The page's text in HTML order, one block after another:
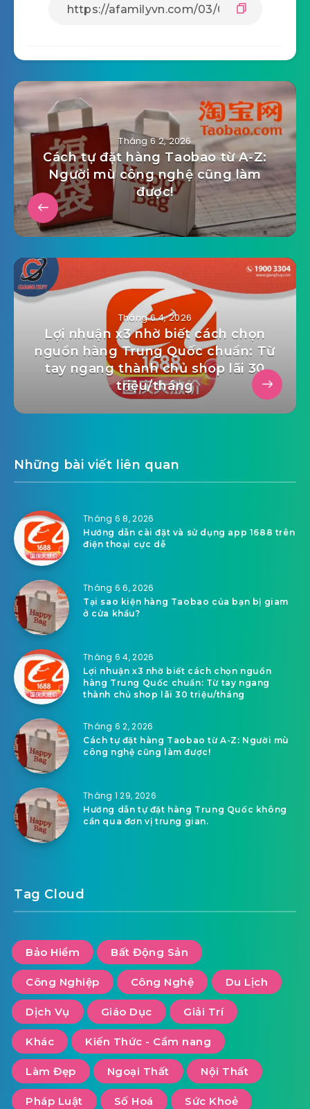
Tháng 6 2, 2026
Cách tự đặt hàng Taobao từ A-Z:
Người mù công nghệ cũng làm
được!
Tháng 6 4, 2026
Lợi nhuận x3 nhờ biết cách chọn
nguồn hàng Trung Quốc chuẩn: Từ
tay ngang thành chủ shop lãi 30
triệu/tháng
Những bài viết liên quan
Tháng 6 8, 2026
Hướng dẫn cài đặt và sử dụng app 1688 trên
điện thoại cực dễ
Tháng 6 6, 2026
Tại sao kiện hàng Taobao của bạn bị giam
ở cửa khẩu?
Tháng 6 4, 2026
Lợi nhuận x3 nhờ biết cách chọn nguồn
hàng Trung Quốc chuẩn: Từ tay ngang
thành chủ shop lãi 30 triệu/tháng
Tháng 6 2, 2026
Cách tự đặt hàng Taobao từ A-Z: Người mù
công nghệ cũng làm được!
Tháng 1 29, 2026
Hướng dẫn tự đặt hàng Trung Quốc không
cần qua đơn vị trung gian.
Tag Cloud
Bảo Hiểm Bất Động Sản
Công Nghiệp Công Nghệ Du Lịch
Dịch Vụ Giáo Dục Giải Trí
Khác Kiến Thức - Cẩm nang
Làm Đẹp Ngoại Thất Nội Thất
Pháp Luật Số Hoá Sức Khoẻ